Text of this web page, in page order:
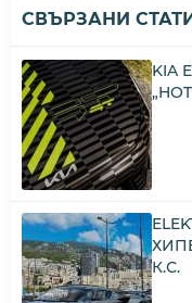
СВЪРЗАНИ
KIA
К.С.